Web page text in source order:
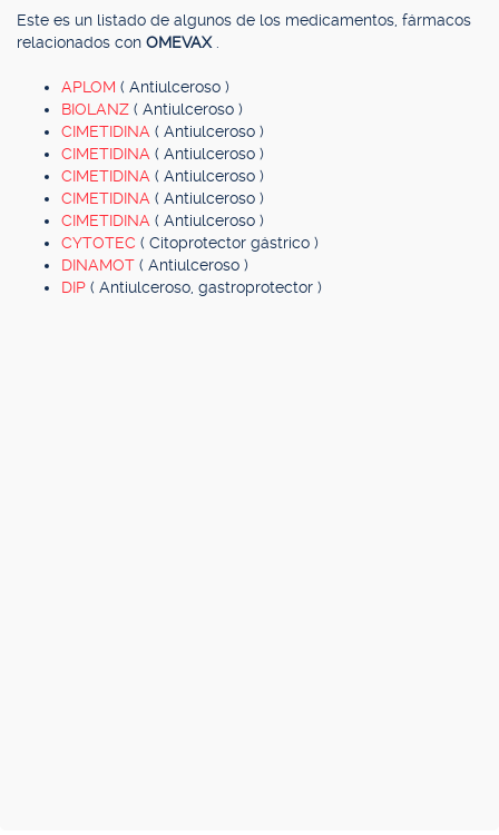
Este es un listado de algunos de los medicamentos, fármacos
relacionados con OMEVAX
APLOM ( Antiulceroso )
BIOLANZ ( Antiulceroso )
CIMETIDINA ( Antiulceroso )
CIMETIDINA ( Antiulceroso )
CIMETIDINA ( Antiulceroso )
CIMETIDINA ( Antiulceroso )
CIMETIDINA ( Antiulceroso )
CYTOTEC ( Citoprotector gástrico )
DINAMOT ( Antiulceroso )
DIP ( Antiulceroso, gastroprotector )